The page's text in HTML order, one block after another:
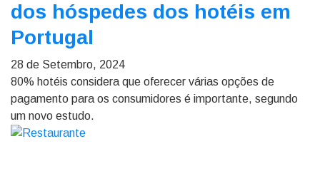
dos hóspedes dos hotéis em
Portugal
28 de Setembro, 2024
80% hotéis considera que oferecer várias opções de
pagamento para os consumidores é importante, segundo
um novo estudo.